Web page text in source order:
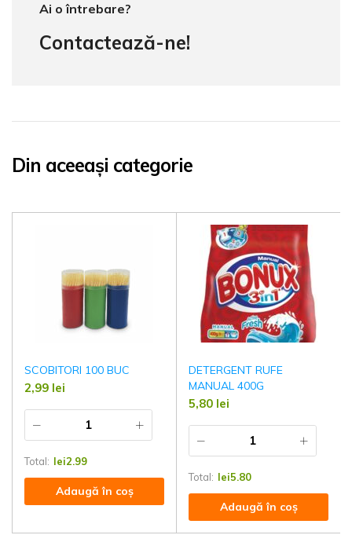
Ai o întrebare?
Contactează-ne!
Din aceeași categorie
SCOBITORI 100 BUC
2,99 lei
Total: lei2.99
Adaugă în coș
DETERGENT RUFE
MANUAL 400G
5,80 lei
Total: lei5.80
Adaugă în coș